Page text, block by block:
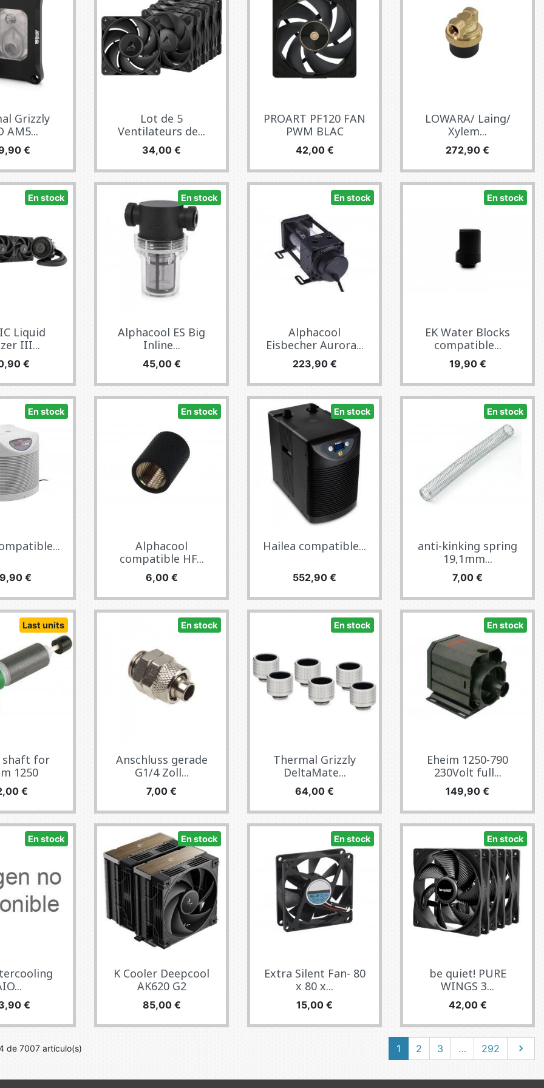
Grizzly
AM5...
€
Lot de 5
Ventilateurs de...
Precio
34,00 €
PROART PF120 FAN
PWM BLAC
Precio
42,00 €
LOWARA/ Laing/
Xylem...
Precio
272,90 €
En stock
Liquid
III...
€
En stock
Alphacool ES Big
Inline...
Precio
45,00 €
En stock
Alphacool
Eisbecher Aurora...
Precio
223,90 €
En stock
EK Water Blocks
compatible...
Precio
19,90 €
En stock
€
En stock
Alphacool
compatible HF...
Precio
6,00 €
En stock
Hailea compatible...
Precio
552,90 €
En stock
anti-kinking spring
19,1mm...
Precio
7,00 €
Last units
shaft for
1250
€
En stock
Anschluss gerade
G1/4 Zoll...
Precio
7,00 €
En stock
Thermal Grizzly
DeltaMate...
Precio
64,00 €
En stock
Eheim 1250-790
230Volt full...
Precio
149,90 €
En stock
€
En stock
K Cooler Deepcool
AK620 G2
Precio
85,00 €
En stock
Extra Silent Fan- 80
x 80 x...
Precio
15,00 €
En stock
be quiet! PURE
WINGS 3...
Precio
42,00 €
de 7007 artículo(s) 1 2 3 … 292 